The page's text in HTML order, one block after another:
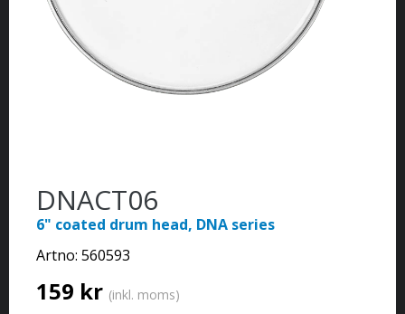
DNACT06
6" coated drum head, DNA series
Artno: 560593
159 kr (inkl. moms)